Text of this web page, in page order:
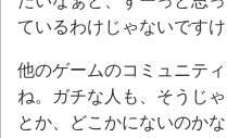
ているわけじゃないですけ
他のゲームのコミュニテ
ね。ガチな人も、そうじ
とか、どこかにないのか